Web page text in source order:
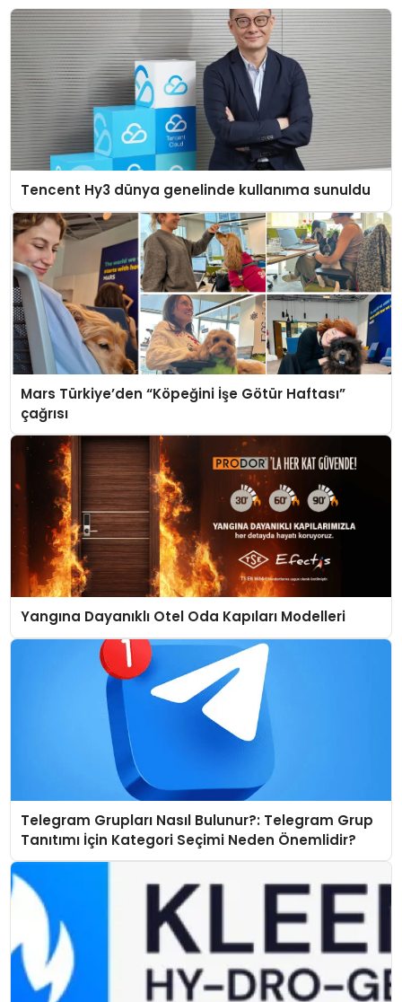
Tencent Hy3 dünya genelinde kullanıma sunuldu
Mars Türkiye’den “Köpeğini İşe Götür Haftası”
çağrısı
Yangına Dayanıklı Otel Oda Kapıları Modelleri
Telegram Grupları Nasıl Bulunur?: Telegram Grup
Tanıtımı İçin Kategori Seçimi Neden Önemlidir?